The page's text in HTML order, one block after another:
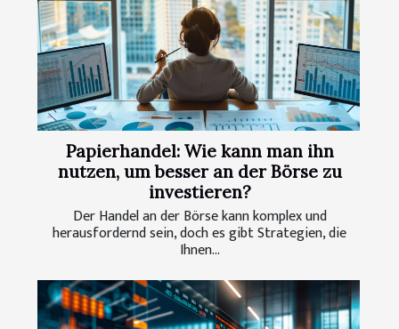
Papierhandel: Wie kann man ihn
nutzen, um besser an der Börse zu
investieren?
Der Handel an der Börse kann komplex und
herausfordernd sein, doch es gibt Strategien, die
Ihnen...